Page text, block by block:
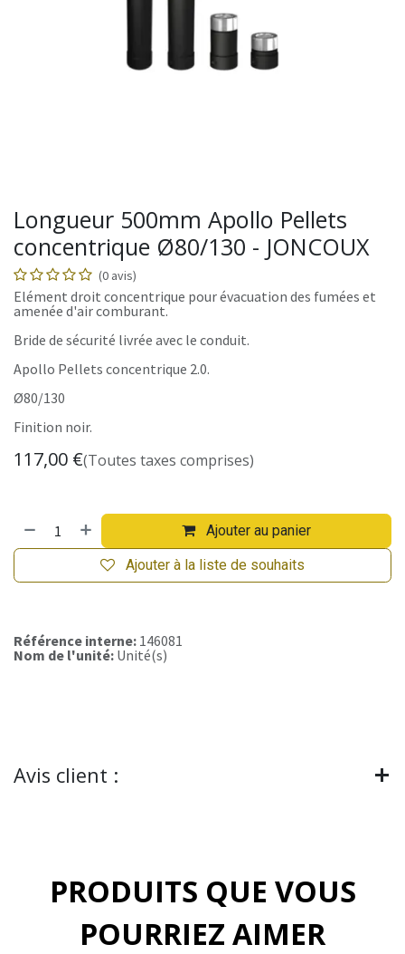
Longueur 500mm Apollo Pellets
concentrique Ø80/130 - JONCOUX
(0 avis)
Elément droit concentrique pour évacuation des fumées et
amenée d'air comburant.
Bride de sécurité livrée avec le conduit.
Apollo Pellets concentrique 2.0.
Ø80/130
Finition noir.
117,00 €(Toutes taxes comprises)
Ajouter au panier
Ajouter à la liste de souhaits
Référence interne: 146081
Nom de l'unité: Unité(s)
Avis client :
PRODUITS QUE VOUS
POURRIEZ AIMER